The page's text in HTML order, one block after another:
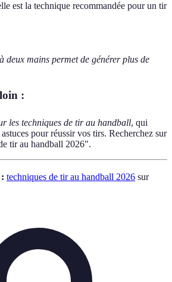
est la technique recommandée pour un tir
mains permet de générer plus de
:
les techniques de tir au handball, qui
pour réussir vos tirs. Recherchez sur
tir au handball 2026".
techniques de tir au handball 2026 sur